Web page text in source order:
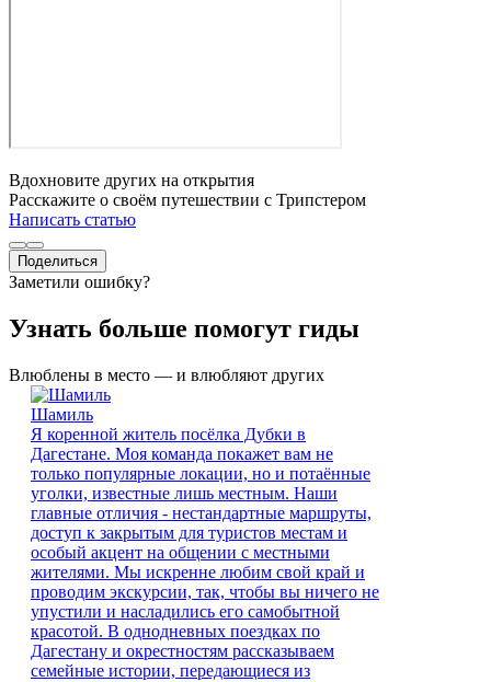
Вдохновите других на открытия
Расскажите о своём путешествии с Трипстером
Написать статью
Поделиться
Заметили ошибку?
Узнать больше помогут гиды
Влюблены в место — и влюбляют других
Шамиль
Я коренной житель посёлка Дубки в
Дагестане. Моя команда покажет вам не
только популярные локации, но и потаённые
уголки, известные лишь местным. Наши
главные отличия - нестандартные маршруты,
доступ к закрытым для туристов местам и
особый акцент на общении с местными
жителями. Мы искренне любим свой край и
проводим экскурсии, так, чтобы вы ничего не
упустили и насладились его самобытной
красотой. В однодневных поездках по
Дагестану и окрестностям рассказываем
семейные истории, передающиеся из